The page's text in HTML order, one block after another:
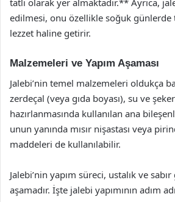
tatlı olarak yer almaktadır.** Ayrıca,
edilmesi, onu özellikle soğuk
lezzet haline getirir.
Malzemeleri ve Yapım Aşaması
Jalebi’nin temel malzemeleri oldukça
zerdeçal (veya gıda boyası), su ve
hazırlanmasında kullanılan ana
unun yanında mısır nişastası veya
maddeleri de kullanılabilir.
Jalebi’nin yapım süreci, ustalık ve
aşamadır. İşte jalebi yapımının adım